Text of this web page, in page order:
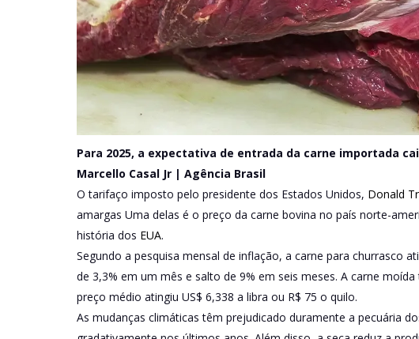
Para 2025, a expectativa de entrada da carne importada
Marcello Casal Jr | Agência Brasil
O tarifaço imposto pelo presidente dos Estados Unidos, Donald
amargas Uma delas é o preço da carne bovina no país norte-
história dos EUA.
Segundo a pesquisa mensal de inflação, a carne para churrasco
de 3,3% em um mês e salto de 9% em seis meses. A carne
preço médio atingiu US$ 6,338 a libra ou R$ 75 o quilo.
As mudanças climáticas têm prejudicado duramente a pecuária